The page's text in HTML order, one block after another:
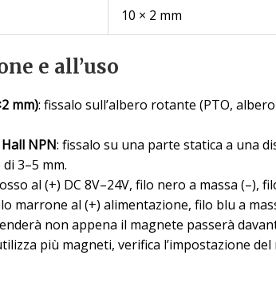
10 × 2 mm
e all’uso
mm): fissalo sull’albero rotante (PTO,
NPN: fissalo su una parte statica a una
3–5 mm.
al (+) DC 8V–24V, filo nero a massa (–),
marrone al (+) alimentazione, filo blu a
non appena il magnete passerà
più magneti, verifica l’impostazione